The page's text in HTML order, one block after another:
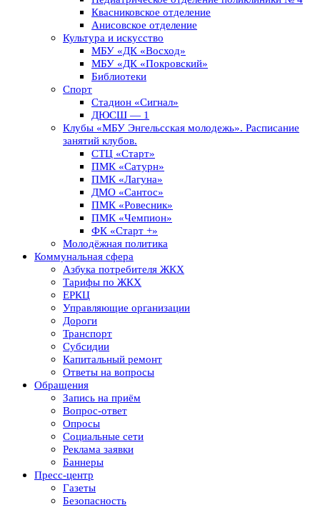
Квасниковское отделение
Анисовское отделение
Культура и искусство
МБУ «ДК «Восход»
МБУ «ДК «Покровский»
Библиотеки
Спорт
Стадион «Сигнал»
ДЮСШ — 1
Клубы «МБУ Энгельсская молодежь». Расписание
занятий клубов.
СТЦ «Старт»
ПМК «Сатурн»
ПМК «Лагуна»
ДМО «Сантос»
ПМК «Ровесник»
ПМК «Чемпион»
ФК «Старт +»
Молодёжная политика
Коммунальная сфера
Азбука потребителя ЖКХ
Тарифы по ЖКХ
ЕРКЦ
Управляющие организации
Дороги
Транспорт
Субсидии
Капитальный ремонт
Ответы на вопросы
Обращения
Запись на приём
Вопрос-ответ
Опросы
Социальные сети
Реклама заявки
Баннеры
Пресс-центр
Газеты
Безопасность